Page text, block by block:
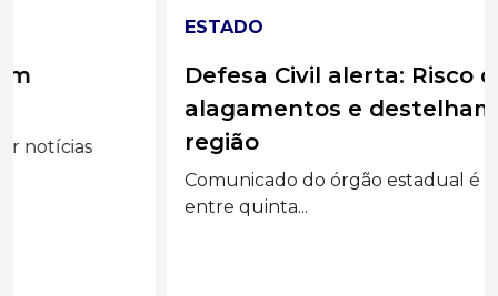
Defesa Civil alerta: Risco de granizo,
alagamentos e destelhamentos na
região
Comunicado do órgão estadual é para temporais